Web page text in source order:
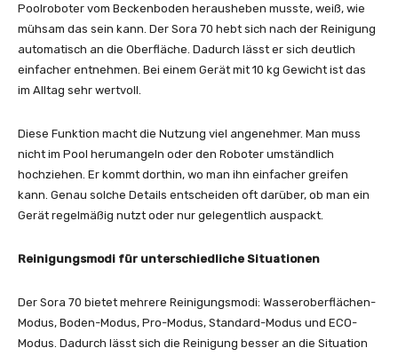
Poolroboter vom Beckenboden herausheben musste, weiß, wie
mühsam das sein kann. Der Sora 70 hebt sich nach der Reinigung
automatisch an die Oberfläche. Dadurch lässt er sich deutlich
einfacher entnehmen. Bei einem Gerät mit 10 kg Gewicht ist das
im Alltag sehr wertvoll.
Diese Funktion macht die Nutzung viel angenehmer. Man muss
nicht im Pool herumangeln oder den Roboter umständlich
hochziehen. Er kommt dorthin, wo man ihn einfacher greifen
kann. Genau solche Details entscheiden oft darüber, ob man ein
Gerät regelmäßig nutzt oder nur gelegentlich auspackt.
Reinigungsmodi für unterschiedliche Situationen
Der Sora 70 bietet mehrere Reinigungsmodi: Wasseroberflächen-
Modus, Boden-Modus, Pro-Modus, Standard-Modus und ECO-
Modus. Dadurch lässt sich die Reinigung besser an die Situation